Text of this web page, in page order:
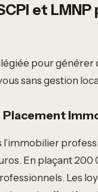
et
pour générer
sans gestion
Placement
l’immobilier
En plaçant
Les